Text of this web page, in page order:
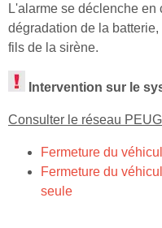
L'alarme se déclenche
dégradation de la
fils de la sirène.
Intervention sur le
Consulter le réseau
Fermeture du
Fermeture du
seule